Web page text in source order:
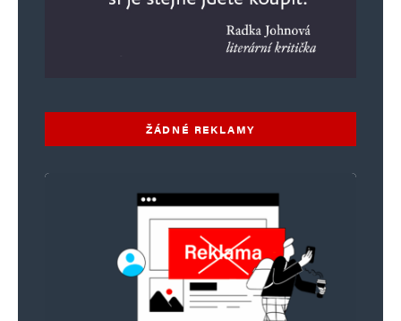
ŽÁDNÉ REKLAMY